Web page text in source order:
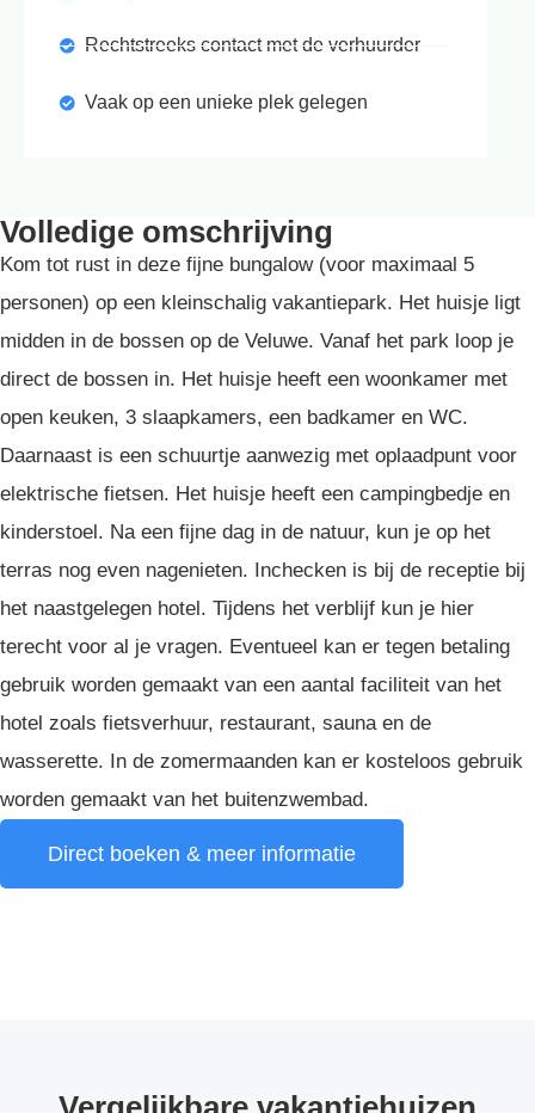
Rechtstreeks contact met de verhuurder
Vaak op een unieke plek gelegen
Volledige omschrijving
Kom tot rust in deze fijne bungalow (voor maximaal 5
personen) op een kleinschalig vakantiepark. Het huisje ligt
midden in de bossen op de Veluwe. Vanaf het park loop je
direct de bossen in. Het huisje heeft een woonkamer met
open keuken, 3 slaapkamers, een badkamer en WC.
Daarnaast is een schuurtje aanwezig met oplaadpunt voor
elektrische fietsen. Het huisje heeft een campingbedje en
kinderstoel. Na een fijne dag in de natuur, kun je op het
terras nog even nagenieten. Inchecken is bij de receptie bij
het naastgelegen hotel. Tijdens het verblijf kun je hier
terecht voor al je vragen. Eventueel kan er tegen betaling
gebruik worden gemaakt van een aantal faciliteit van het
hotel zoals fietsverhuur, restaurant, sauna en de
wasserette. In de zomermaanden kan er kosteloos gebruik
worden gemaakt van het buitenzwembad.
Direct boeken & meer informatie